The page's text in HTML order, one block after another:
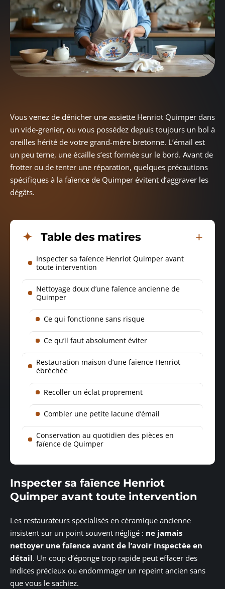
Vous venez de dénicher une assiette Henriot Quimper dans
un vide-grenier, ou vous possédez depuis toujours un bol à
oreilles hérité de votre grand-mère bretonne. L’émail est
un peu terne, une écaille s’est formée sur le bord. Avant de
frotter ou de tenter une réparation, quelques précautions
spécifiques à la faïence de Quimper évitent d’aggraver les
dégâts.
Table des matires
Inspecter sa faïence Henriot Quimper avant
toute intervention
Nettoyage doux d’une faïence ancienne de
Quimper
Ce qui fonctionne sans risque
Ce qu’il faut absolument éviter
Restauration maison d’une faïence Henriot
ébréchée
Recoller un éclat proprement
Combler une petite lacune d’émail
Conservation au quotidien des pièces en
faïence de Quimper
Inspecter sa faïence Henriot
Quimper avant toute intervention
Les restaurateurs spécialisés en céramique ancienne
insistent sur un point souvent négligé : ne jamais
nettoyer une faïence avant de l’avoir inspectée en
détail. Un coup d’éponge trop rapide peut effacer des
indices précieux ou endommager un repeint ancien sans
que vous le sachiez.